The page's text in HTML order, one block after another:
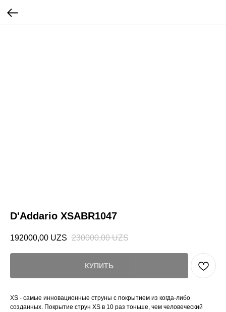
D'Addario XSABR1047
192000,00 UZS 230000,00 UZS
КУПИТЬ
XS - самые инновационные струны с покрытием из когда-либо
созданных. Покрытие струн XS в 10 раз тоньше, чем человеческий